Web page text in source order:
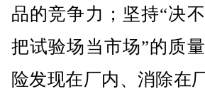
品的竞争力；坚持“决
把试验场当市场”的质
险发现在厂内、消除在